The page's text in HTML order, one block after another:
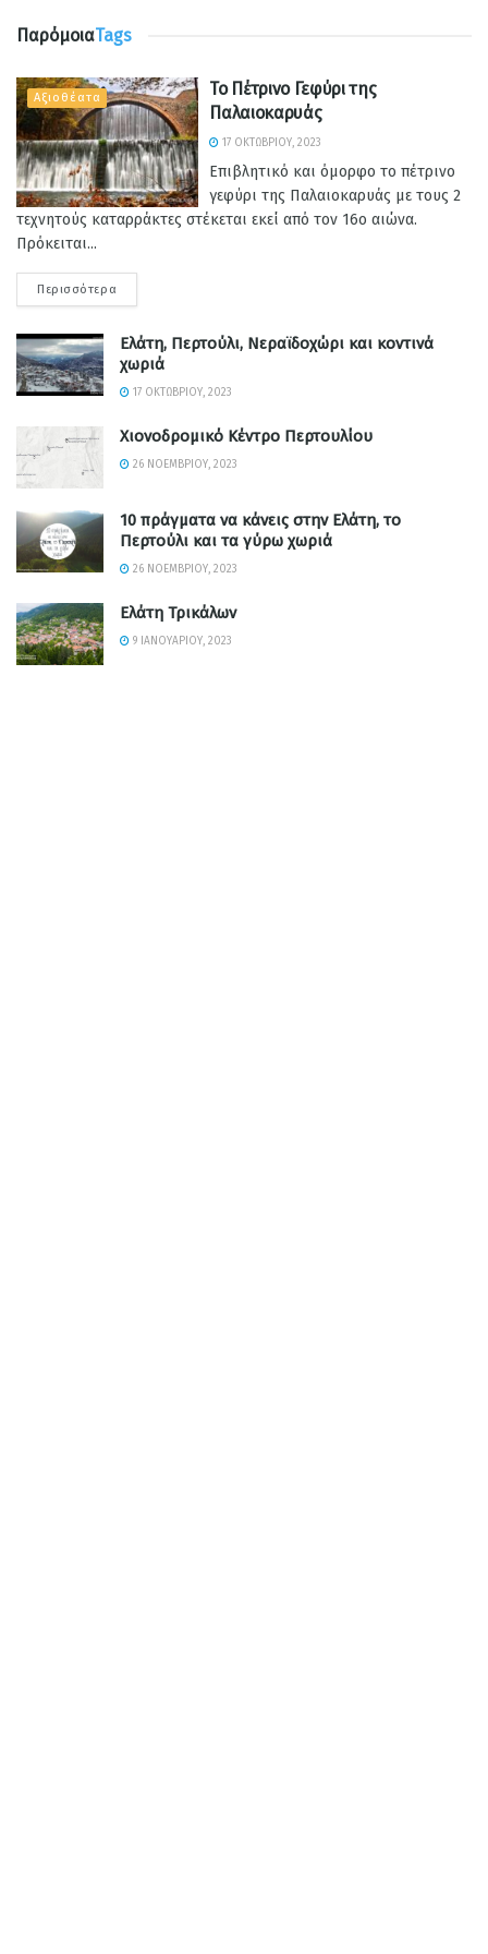
ΠαρόμοιαTags
Αξιοθέατα
Το Πέτρινο Γεφύρι της
Παλαιοκαρυάς
17 ΟΚΤΩΒΡΊΟΥ, 2023
Επιβλητικό και όμορφο το πέτρινο
γεφύρι της Παλαιοκαρυάς με τους 2
τεχνητούς καταρράκτες στέκεται εκεί από τον 16ο αιώνα.
Πρόκειται...
Περισσότερα
Ελάτη, Περτούλι, Νεραϊδοχώρι και κοντινά
χωριά
17 ΟΚΤΩΒΡΊΟΥ, 2023
Χιονοδρομικό Κέντρο Περτουλίου
26 ΝΟΕΜΒΡΊΟΥ, 2023
10 πράγματα να κάνεις στην Ελάτη, το
Περτούλι και τα γύρω χωριά
26 ΝΟΕΜΒΡΊΟΥ, 2023
Ελάτη Τρικάλων
9 ΙΑΝΟΥΑΡΊΟΥ, 2023